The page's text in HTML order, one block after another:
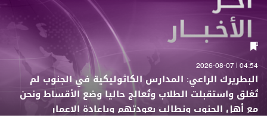
04:54 | 2026-08-07
البطريرك الراعي: المدارس الكاثوليكية في الجنوب لم
تُغلق واستقبلت الطلاب وتُعالج حاليا وضع الأقساط ونحن
مع أهل الجنوب ونطالب بعودتهم وبإعادة الإعمار